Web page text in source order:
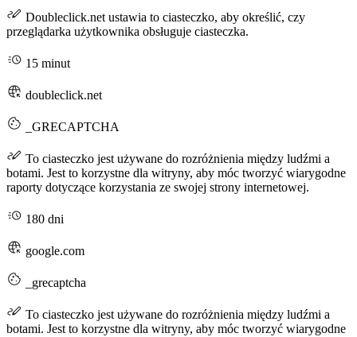
Doubleclick.net ustawia to ciasteczko, aby określić, czy
przeglądarka użytkownika obsługuje ciasteczka.
15 minut
doubleclick.net
_GRECAPTCHA
To ciasteczko jest używane do rozróżnienia między ludźmi a
botami. Jest to korzystne dla witryny, aby móc tworzyć wiarygodne
raporty dotyczące korzystania ze swojej strony internetowej.
180 dni
google.com
_grecaptcha
To ciasteczko jest używane do rozróżnienia między ludźmi a
botami. Jest to korzystne dla witryny, aby móc tworzyć wiarygodne